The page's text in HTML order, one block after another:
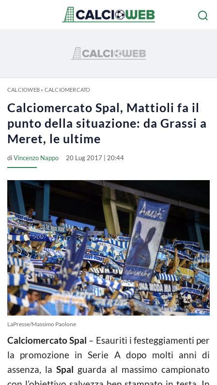
CALCIOWEB» CALCIOMERCATO
Calciomercato Spal, Mattioli fa il
punto della situazione: da Grassi a
Meret, le ultime
diVincenzo Nappo 20 Lug 2017 | 20:44
LaPresse/Massimo Paolone
Calciomercato Spal – Esauriti i festeggiamenti per
la promozione in Serie A dopo molti anni di
assenza, la Spal guarda al massimo campionato